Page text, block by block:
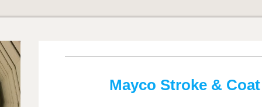
Mayco Stroke &